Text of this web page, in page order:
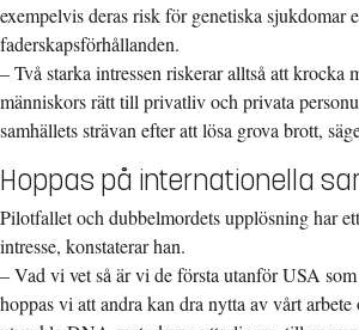
exempelvis deras risk för genetiska sjukdomar
faderskapsförhållanden.
– Två starka intressen riskerar alltså att krocka
människors rätt till privatliv och privata
samhällets strävan efter att lösa grova brott,
Hoppas på internationella
Pilotfallet och dubbelmordets upplösning har
intresse, konstaterar han.
– Vad vi vet så är vi de första utanför USA
hoppas vi att andra kan dra nytta av vårt